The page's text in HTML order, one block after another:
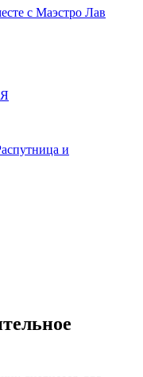
с Маэстро Лав
и